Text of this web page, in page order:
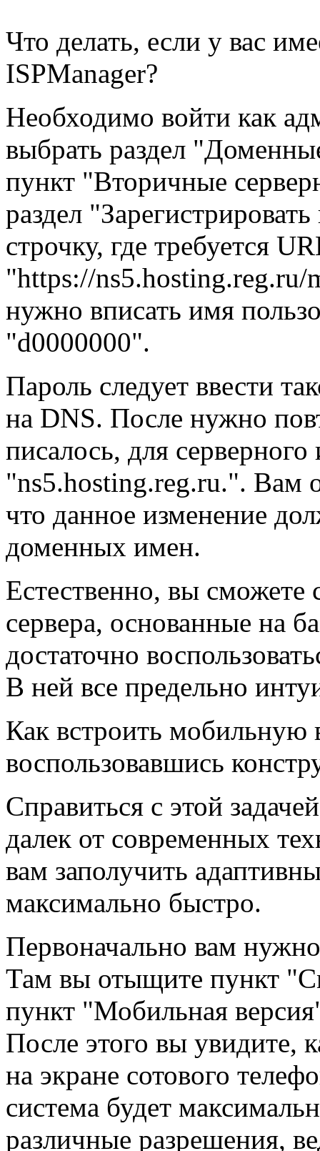
Что делать, если у вас
ISPManager?
Необходимо войти как
выбрать раздел
пункт "Вторичные
раздел
строчку, где требуется
"https://ns5.hosting.reg.ru/
нужно вписать имя
"d0000000".
Пароль следует ввести
на DNS. После нужно
писалось, для
"ns5.hosting.reg.ru.". Вам
что данное изменение
доменных имен.
Естественно, вы сможете
сервера, основанные на
достаточно
В ней все предельно
Как встроить мобильную
воспользовавшись
Справиться с этой
далек от современных
вам заполучить
максимально быстро.
Первоначально вам
Там вы отыщите пункт
пункт "Мобильная
После этого вы увидите,
на экране сотового
система будет
различные разрешения,